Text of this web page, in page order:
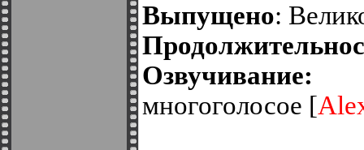
Выпущено:
Озвучивание:
многоголосое [